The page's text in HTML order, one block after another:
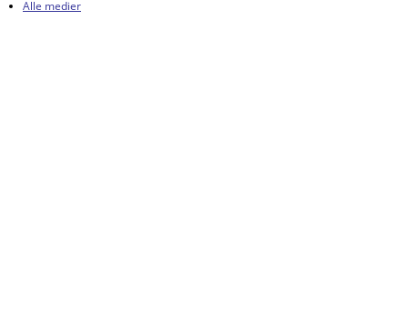
Alle medier